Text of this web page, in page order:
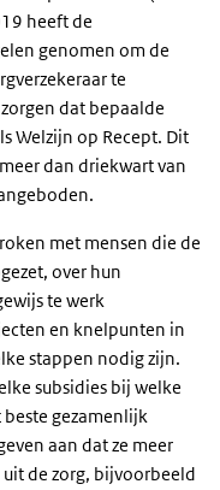
heeft de
genomen om de
te
dat bepaalde
Welzijn op Recept. Dit
dan driekwart van
met mensen die de
over hun
te werk
en knelpunten in
stappen nodig zijn.
subsidies bij welke
gezamenlijk
aan dat ze meer
de zorg, bijvoorbeeld